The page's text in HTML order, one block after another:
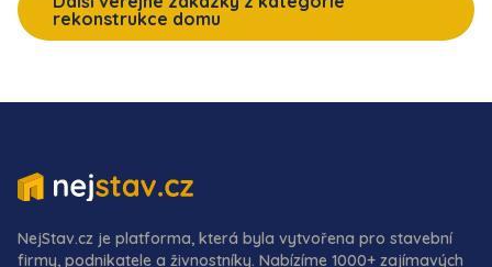
rekonstrukce domu
NejStav.cz je platforma, která byla vytvořena pro stavební
firmy, podnikatele a živnostníky. Nabízíme 1000+ zajímavých